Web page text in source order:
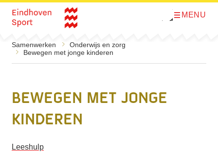
Direct naar de inhoud
O
MENU
Samenwerken
Onderwijs en zorg
Bewegen met jonge kinderen
Bewegen met jonge
kinderen
Leeshulp